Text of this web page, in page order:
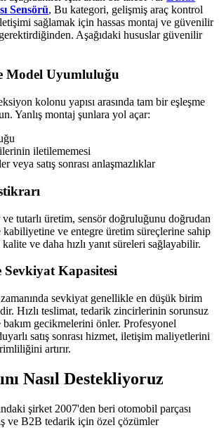
Sensörü, Bu kategori, gelişmiş araç kontrol
sağlamak için hassas montaj ve güvenilir
Aşağıdaki hususlar güvenilir
Model Uyumluluğu
kolonu yapısı arasında tam bir eşleşme
Yanlış montaj şunlara yol açar:
iletilememesi
veya satış sonrası anlaşmazlıklar
tutarlı üretim, sensör doğruluğunu doğrudan
ve entegre üretim süreçlerine sahip
ve daha hızlı yanıt süreleri sağlayabilir.
Sevkiyat Kapasitesi
sevkiyat genellikle en düşük birim
Hızlı teslimat, tedarik zincirlerinin sorunsuz
bakım gecikmelerini önler. Profesyonel
satış sonrası hizmet, iletişim maliyetlerini
artırır.
Nasıl Destekliyoruz
şirket 2007'den beri otomobil parçası
ve B2B tedarik için özel çözümler